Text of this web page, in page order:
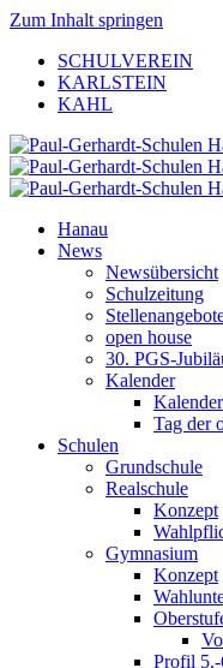
Zum Inhalt springen
SCHULVEREIN
KARLSTEIN
KAHL
Hanau
News
Newsübersicht
Schulzeitung
open house
30. PGS-
Kalender
Tag der
Schulen
Grundschule
Realschule
Konzept
Gymnasium
Konzept
Profil 5.-